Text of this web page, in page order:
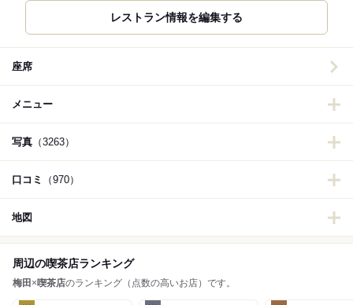
レストラン情報を編集する
座席
メニュー
写真 （3263）
口コミ （970）
地図
周辺の喫茶店ランキング
梅田 ×喫茶店のランキング（点数の高いお店）です。